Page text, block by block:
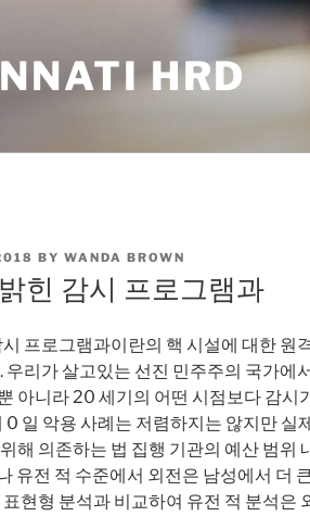
HRD
BY WANDA BROWN
힌 감시 프로그램과
프로그램과이란의 핵 시설에 대한 원
우리가 살고있는 선진 민주주의 국가에
아니라 20 세기의 어떤 시점보다 감시
0 일 악용 사례는 저렴하지는 않지만 실
해 의존하는 법 집행 기관의 예산 범위
유전 적 수준에서 외전은 남성에서 더
현형 분석과 비교하여 유전 적 분석은